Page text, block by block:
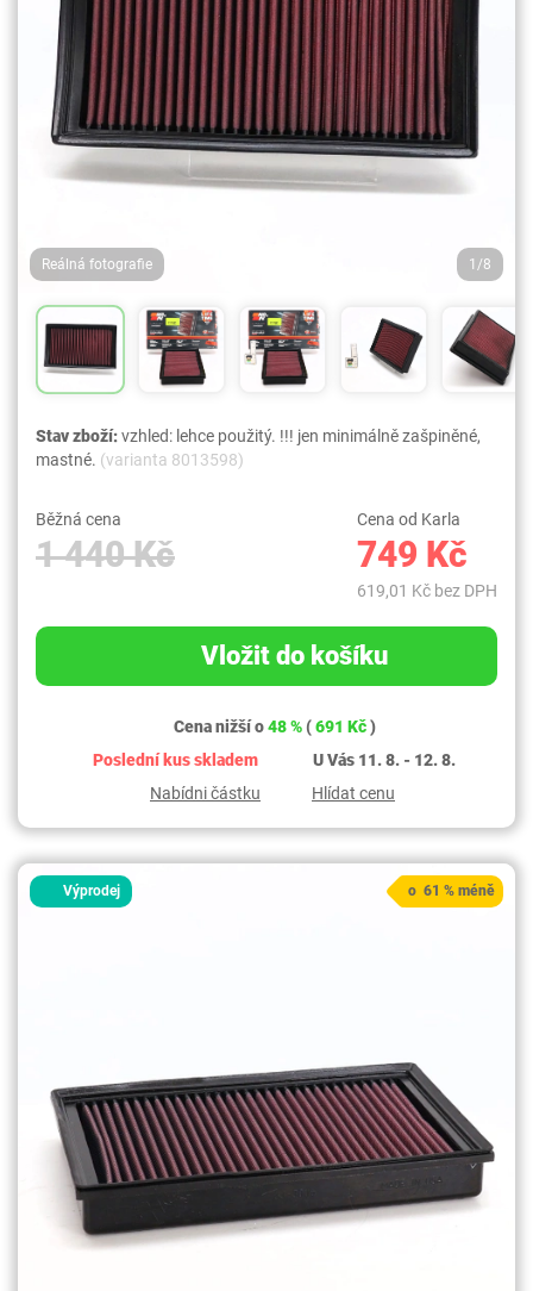
Reálná fotografie 1/8
Stav zboží:vzhled: lehce použitý. !!! jen minimálně zašpiněné,
mastné. (varianta 8013598)
Běžná cena
1 440 Kč
Cena od Karla
749 Kč
619,01 Kč bez DPH
Vložit do košíku
Cena nižší o48 %(691 Kč)
Poslední kus skladem
U Vás 11. 8. - 12. 8.
Nabídni částku
Hlídat cenu
Výprodej o 61 % méně